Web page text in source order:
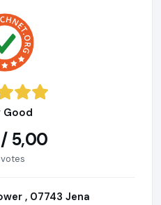
Good
5,00
votes
, 07743 Jena